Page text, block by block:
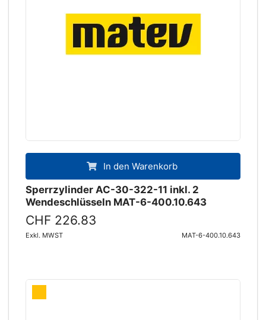
In den Warenkorb
Sperrzylinder AC-30-322-11 inkl. 2
Wendeschlüsseln MAT-6-400.10.643
CHF 226.83
Exkl. MWST MAT-6-400.10.643